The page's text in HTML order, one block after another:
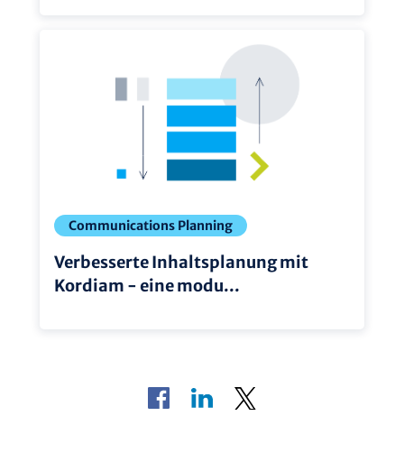
Communications Planning
Verbesserte Inhaltsplanung mit
Kordiam - eine modu...